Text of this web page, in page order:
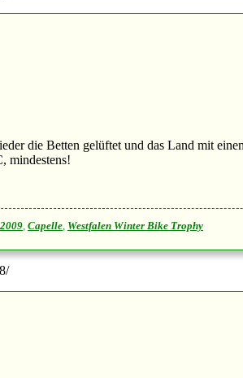
die Betten gelüftet und das Land mit
mindestens!
2009, Capelle, Westfalen Winter Bike Trophy